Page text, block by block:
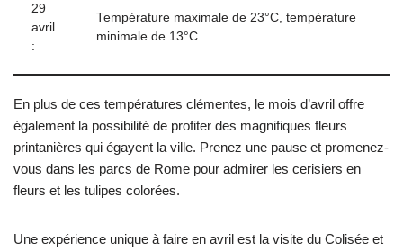
29
avril
:
Température maximale de 23°C, température
minimale de 13°C.
En plus de ces températures clémentes, le mois d’avril offre
également la possibilité de profiter des magnifiques fleurs
printanières qui égayent la ville. Prenez une pause et promenez-
vous dans les parcs de Rome pour admirer les cerisiers en
fleurs et les tulipes colorées.
Une expérience unique à faire en avril est la visite du Colisée et